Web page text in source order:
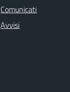
Comunicati
Avvisi